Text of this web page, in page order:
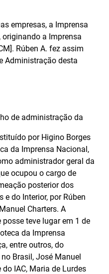
empresas, a Imprensa
originando a Imprensa
Rúben A. fez assim
Administração desta
de administração da
por Higino Borges
da Imprensa Nacional,
administrador geral da
ocupou o cargo de
posterior dos
do Interior, por Rúben
Charters. A
teve lugar em 1 de
da Imprensa
entre outros, do
Brasil, José Manuel
IAC, Maria de Lurdes